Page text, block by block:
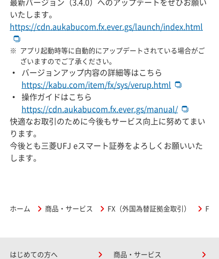
最新バージョン（3.4.0）へのアップデートをぜひお願い
いたします。
https://cdn.aukabucom.fx.ever.gs/launch/index.html
アプリ起動時等に自動的にアップデートされている場合がご
ざいますのでご了承ください。
バージョンアップ内容の詳細等はこちら
https://kabu.com/item/fx/sys/verup.html
操作ガイドはこちら
https://cdn.aukabucom.fx.ever.gs/manual/
快適なお取引のために今後もサービス向上に努めてまい
ります。
今後とも三菱UFJ eスマート証券をよろしくお願いいた
します。
ホーム 商品・サービス FX（外国為替証拠金取引） FX
はじめての方へ 商品・サービス